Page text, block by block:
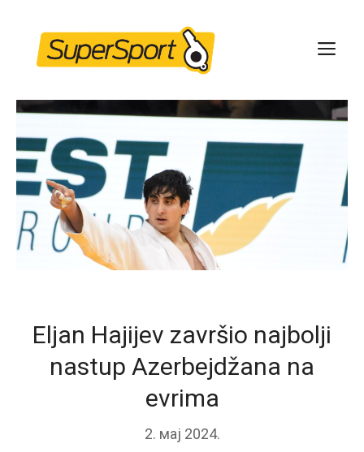
content
Eljan Hajijev završio najbolji
nastup Azerbejdžana na
evrima
2. мај 2024.